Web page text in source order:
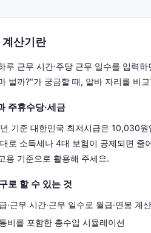
계산기란
루 근무 시간·주당 근무 일수를 입력
벌까?"가 궁금할 때, 알바 자리를 비
주휴수당·세금
기준 대한민국 최저시급은 10,030원
로 소득세나 4대 보험이 공제되면 줄
용 기준으로 활용해 주세요.
로 할 수 있는 것
·근무 시간·근무 일수로 월급·연봉 계산
비를 포함한 총수입 시뮬레이션